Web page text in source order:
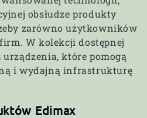
obsłudze produkty
zarówno użytkowników
W kolekcji dostępnej
które pomogą
i wydajną infrastrukturę
Edimax